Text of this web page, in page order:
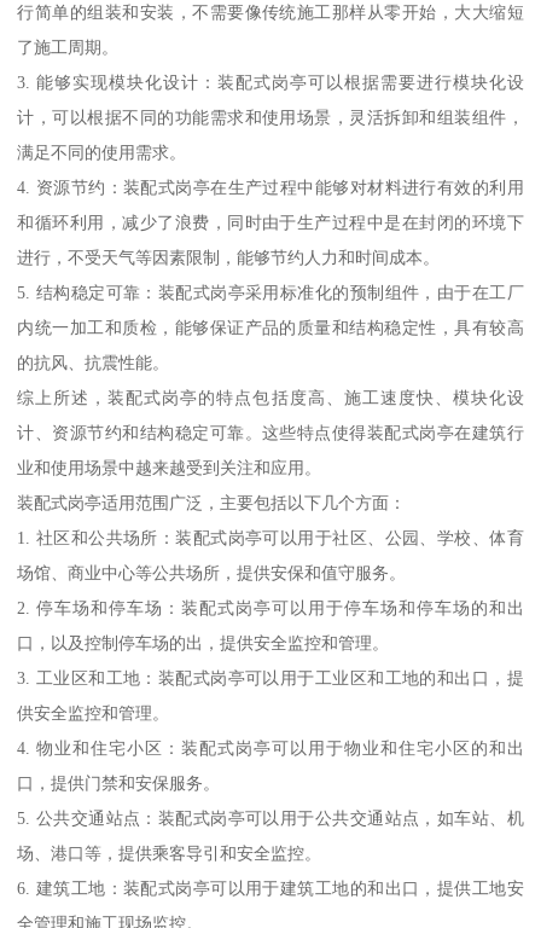
行简单的组装和安装，不需要像传统施工那样从零开始，大大缩短
了施工周期。
3. 能够实现模块化设计：装配式岗亭可以根据需要进行模块化设
计，可以根据不同的功能需求和使用场景，灵活拆卸和组装组件，
满足不同的使用需求。
4. 资源节约：装配式岗亭在生产过程中能够对材料进行有效的利用
和循环利用，减少了浪费，同时由于生产过程中是在封闭的环境下
进行，不受天气等因素限制，能够节约人力和时间成本。
5. 结构稳定可靠：装配式岗亭采用标准化的预制组件，由于在工厂
内统一加工和质检，能够保证产品的质量和结构稳定性，具有较高
的抗风、抗震性能。
综上所述，装配式岗亭的特点包括度高、施工速度快、模块化设
计、资源节约和结构稳定可靠。这些特点使得装配式岗亭在建筑行
业和使用场景中越来越受到关注和应用。
装配式岗亭适用范围广泛，主要包括以下几个方面：
1. 社区和公共场所：装配式岗亭可以用于社区、公园、学校、体育
场馆、商业中心等公共场所，提供安保和值守服务。
2. 停车场和停车场：装配式岗亭可以用于停车场和停车场的和出
口，以及控制停车场的出，提供安全监控和管理。
3. 工业区和工地：装配式岗亭可以用于工业区和工地的和出口，提
供安全监控和管理。
4. 物业和住宅小区：装配式岗亭可以用于物业和住宅小区的和出
口，提供门禁和安保服务。
5. 公共交通站点：装配式岗亭可以用于公共交通站点，如车站、机
场、港口等，提供乘客导引和安全监控。
6. 建筑工地：装配式岗亭可以用于建筑工地的和出口，提供工地安
全管理和施工现场监控。